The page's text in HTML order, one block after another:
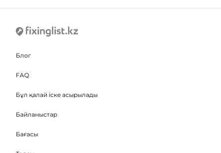
Блог
FAQ
Бұл қалай іске асырылады
Байланыстар
Бағасы